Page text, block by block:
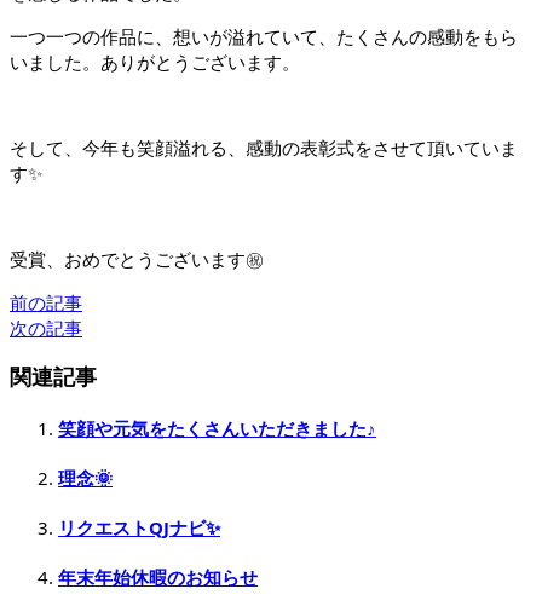
一つ一つの作品に、想いが溢れていて、たくさんの感動をもら
いました。ありがとうございます。
そして、今年も笑顔溢れる、感動の表彰式をさせて頂いていま
す✨
受賞、おめでとうございます㊗️
前の記事
次の記事
関連記事
笑顔や元気をたくさんいただきました♪
理念🌞
リクエストQJナビ✨
年末年始休暇のお知らせ